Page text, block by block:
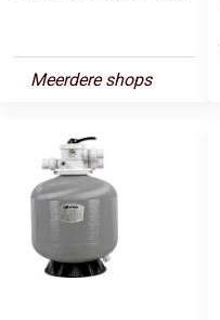
Meerdere shops